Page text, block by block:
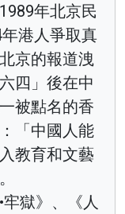
年北京民
港人爭取真
京的報道洩
四」後在中
被點名的香
「中國人能
教育和文藝
獄》、《人